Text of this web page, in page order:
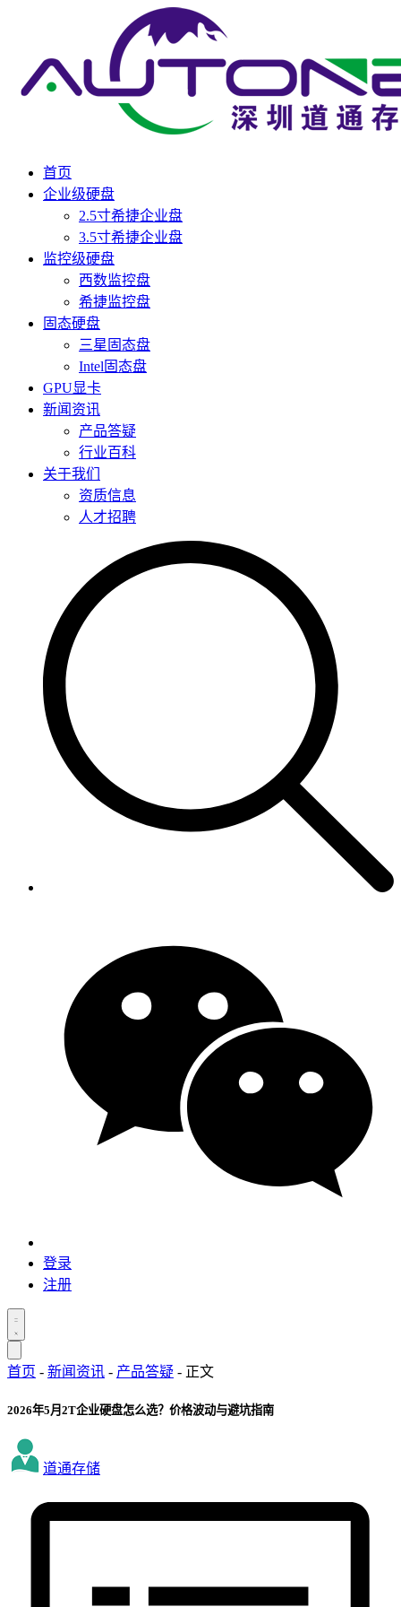
首页
企业级硬盘
2.5寸希捷企业盘
3.5寸希捷企业盘
监控级硬盘
西数监控盘
希捷监控盘
固态硬盘
三星固态盘
Intel固态盘
GPU显卡
新闻资讯
产品答疑
行业百科
关于我们
资质信息
人才招聘
登录
注册
首页 - 新闻资讯 - 产品答疑 - 正文
2026年5月2T企业硬盘怎么选？价格波动与避坑指南
道通存储